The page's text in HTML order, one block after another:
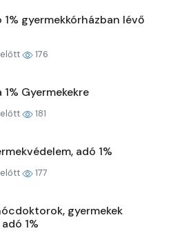
1% gyermekkórházban lévő
176
Gyermekekre
181
adó 1%
177
gyermekek
1%